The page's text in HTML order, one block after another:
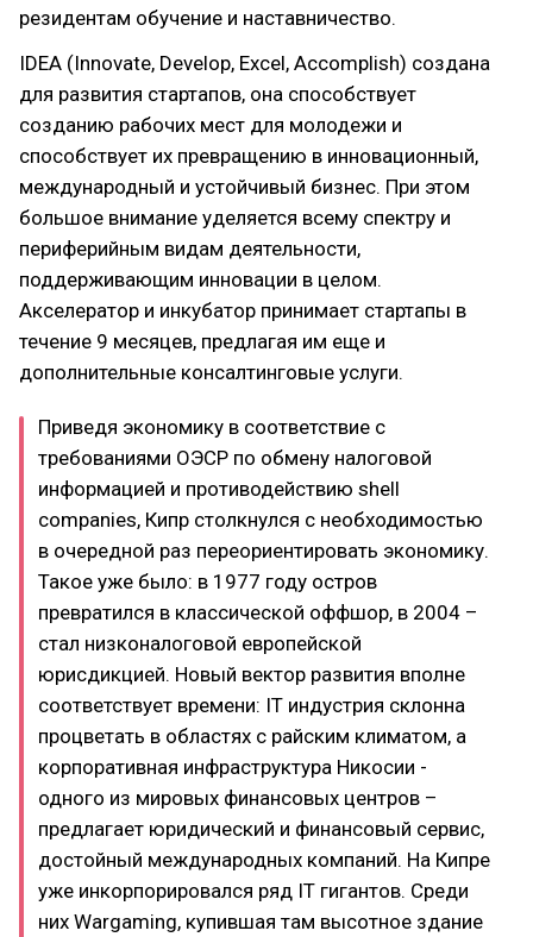
резидентам обучение и наставничество.
IDEA (Innovate, Develop, Excel, Accomplish) создана
для развития стартапов, она способствует
созданию рабочих мест для молодежи и
способствует их превращению в инновационный,
международный и устойчивый бизнес. При этом
большое внимание уделяется всему спектру и
периферийным видам деятельности,
поддерживающим инновации в целом.
Акселератор и инкубатор принимает стартапы в
течение 9 месяцев, предлагая им еще и
дополнительные консалтинговые услуги.
Приведя экономику в соответствие с
требованиями ОЭСР по обмену налоговой
информацией и противодействию shell
companies, Кипр столкнулся с необходимостью
в очередной раз переориентировать экономику.
Такое уже было: в 1977 году остров
превратился в классической оффшор, в 2004 –
стал низконалоговой европейской
юрисдикцией. Новый вектор развития вполне
соответствует времени: IT индустрия склонна
процветать в областях с райским климатом, а
корпоративная инфраструктура Никосии -
одного из мировых финансовых центров –
предлагает юридический и финансовый сервис,
достойный международных компаний. На Кипре
уже инкорпорировался ряд IT гигантов. Среди
них Wargaming, купившая там высотное здание